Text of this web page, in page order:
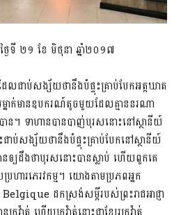
ៃទី ២១ ខែ មិថុនា ឆ្នាំ២០១៧
លជាប់សង្ស័យថានឹងបំផ្ទុះគ្រាប់បែកអត្តឃាត
ាក់មានឧបករណ៍តូចមួយដែលគ្មាននរណា
ក់បាន។ ទាហានបានបាញ់បុរសនោះនៅស្ថានីយ៍
ាប់សង្ស័យថានឹងបំផ្ទុះគ្រាប់បែកនៅស្ថានីយ៍
នឲ្យដឹងថាបុរសនោះបានស្លាប់ ហើយពួកគេ
រហារភេរវកម្ម។ យោងតាមប្រភពអ្នក
ដកស្រង់សម្តីរបស់ព្រះរាជអាជ្ញា